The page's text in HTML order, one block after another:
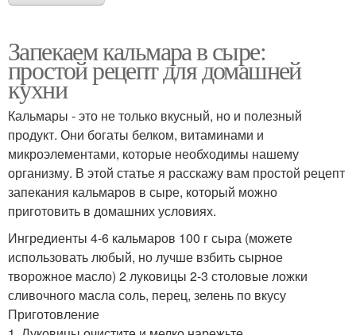
Запекаем кальмара в сыре:
простой рецепт для домашней
кухни
Кальмары - это не только вкусный, но и полезный
продукт. Они богаты белком, витаминами и
микроэлементами, которые необходимы нашему
организму. В этой статье я расскажу вам простой рецепт
запекания кальмаров в сыре, который можно
приготовить в домашних условиях.
Ингредиенты 4-6 кальмаров 100 г сыра (можете
использовать любый, но лучше взбить сырное
творожное масло) 2 луковицы 2-3 столовые ложки
сливочного масла соль, перец, зелень по вкусу
Приготовление